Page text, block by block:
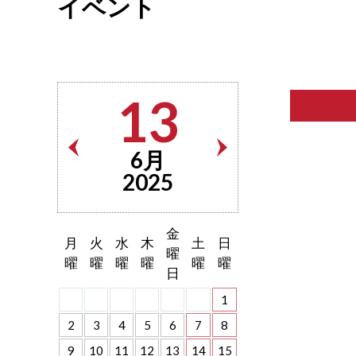
イベント
13
6月
2025
月
曜
火
曜
水
曜
木
曜
金
曜
日
土
曜
日
曜
1
2
3 4 5 6 7
8
9
10 11 12 13 14
15